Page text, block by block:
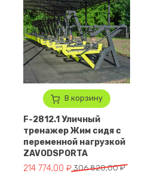
3 688,00 ₽.
В корзину
F-2812.1 Уличный
тренажер Жим сидя с
переменной нагрузкой
ZAVODSPORTA
306 820,00₽
Первоначальная цена
214 774,00 ₽
Текущая цена: 214 774,00 ₽.